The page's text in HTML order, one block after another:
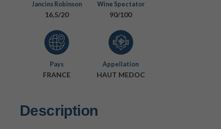
Jancins Robinson
16,5/20
Wine Spectator
90/100
Pays
FRANCE
Appellation
HAUT MEDOC
Description